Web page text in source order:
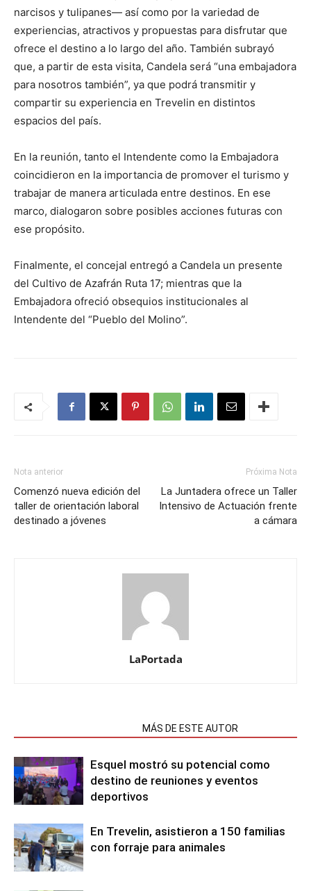
narcisos y tulipanes— así como por la variedad de
experiencias, atractivos y propuestas para disfrutar que
ofrece el destino a lo largo del año. También subrayó
que, a partir de esta visita, Candela será “una embajadora
para nosotros también”, ya que podrá transmitir y
compartir su experiencia en Trevelin en distintos
espacios del país.
En la reunión, tanto el Intendente como la Embajadora
coincidieron en la importancia de promover el turismo y
trabajar de manera articulada entre destinos. En ese
marco, dialogaron sobre posibles acciones futuras con
ese propósito.
Finalmente, el concejal entregó a Candela un presente
del Cultivo de Azafrán Ruta 17; mientras que la
Embajadora ofreció obsequios institucionales al
Intendente del “Pueblo del Molino”.
Nota anterior
Comenzó nueva edición del
taller de orientación laboral
destinado a jóvenes
Próxima Nota
La Juntadera ofrece un Taller
Intensivo de Actuación frente
a cámara
LaPortada
MÁS DE ESTE AUTOR
Esquel mostró su potencial como
destino de reuniones y eventos
deportivos
En Trevelin, asistieron a 150 familias
con forraje para animales